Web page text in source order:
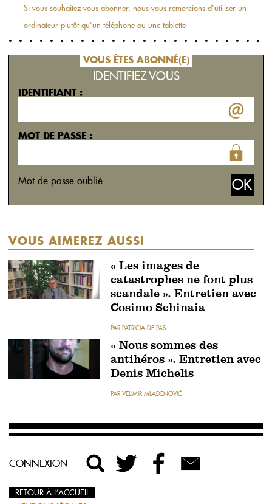
Si vous souhaitez vous abonner, nous vous remercions d'utiliser un
ordinateur plutôt qu'un téléphone ou une tablette
VOUS ÊTES ABONNÉ(E)
IDENTIFIEZ VOUS
IDENTIFIANT :
MOT DE PASSE :
Mot de passe oublié
VOUS AIMEREZ AUSSI
« Les images de
catastrophes ne font plus
scandale ». Entretien avec
Cosimo Schinaia
PAR PATRICIA DE PAS
« Nous sommes des
antihéros ». Entretien avec
Denis Michelis
PAR VELIMIR MLADENOVIĆ
CONNEXION
RETOUR À L’ACCUEIL